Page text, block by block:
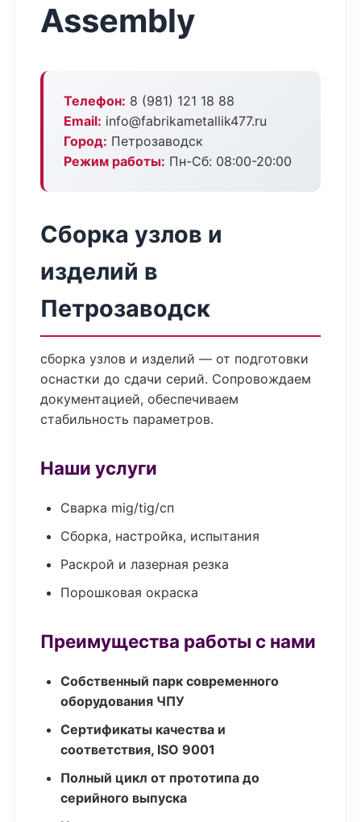
Assembly
Телефон: 8 (981) 121 18 88
Email: info@fabrikametallik477.ru
Город: Петрозаводск
Режим работы: Пн-Сб: 08:00-20:00
Сборка узлов и
изделий в
Петрозаводск
сборка узлов и изделий — от подготовки
оснастки до сдачи серий. Сопровождаем
документацией, обеспечиваем
стабильность параметров.
Наши услуги
Сварка mig/tig/сп
Сборка, настройка, испытания
Раскрой и лазерная резка
Порошковая окраска
Преимущества работы с нами
Собственный парк современного
оборудования ЧПУ
Сертификаты качества и
соответствия, ISO 9001
Полный цикл от прототипа до
серийного выпуска